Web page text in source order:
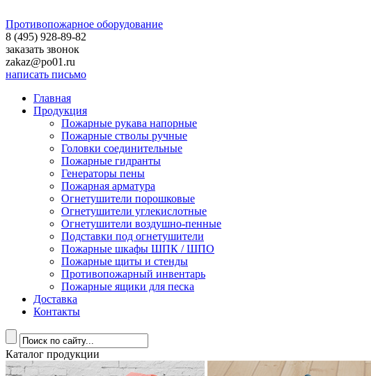
Противопожарное оборудование
8 (495) 928-89-82
заказать звонок
zakaz@po01.ru
написать письмо
Главная
Продукция
Пожарные рукава напорные
Пожарные стволы ручные
Головки соединительные
Пожарные гидранты
Генераторы пены
Пожарная арматура
Огнетушители порошковые
Огнетушители углекислотные
Огнетушители воздушно-пенные
Подставки под огнетушители
Пожарные шкафы ШПК / ШПО
Пожарные щиты и стенды
Противопожарный инвентарь
Пожарные ящики для песка
Доставка
Контакты
Каталог продукции